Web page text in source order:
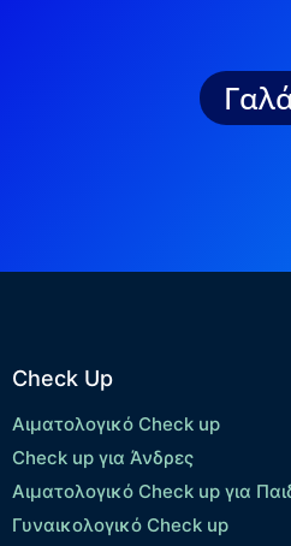
Check Up
Αιματολογικό Check up
Check up για Άνδρες
Αιματολογικό Check up για
Γυναικολογικό Check up